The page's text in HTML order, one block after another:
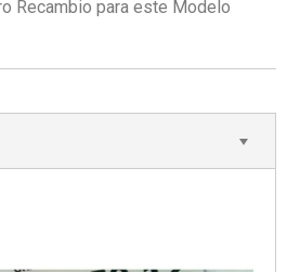
Recambio para este Modelo